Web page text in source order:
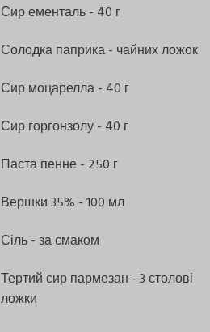
Сир ементаль- 40 г
Солодка паприка- чайних ложок
Сир моцарелла- 40 г
Сир горгонзолу- 40 г
Паста пенне- 250 г
Вершки 35% - 100 мл
Сіль- за смаком
Тертий сир пармезан - 3 столові
ложки